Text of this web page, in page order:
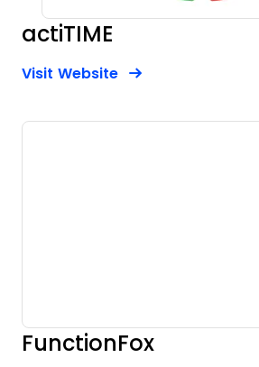
actiTIME
Visit WebsiteOpens New Window
FunctionFox